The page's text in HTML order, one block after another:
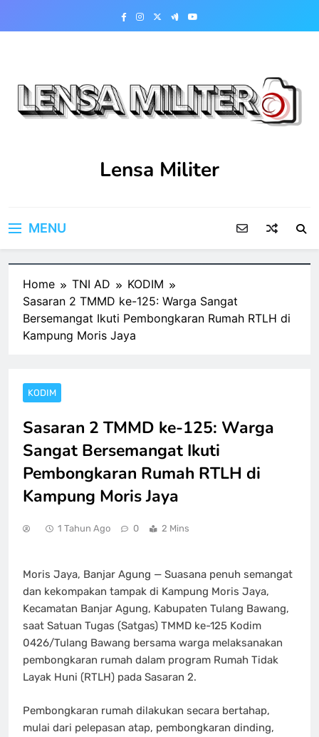
Lensa Militer
MENU
Home TNI AD
KODIM
Sasaran 2 TMMD ke-125: Warga Sangat
Bersemangat Ikuti Pembongkaran Rumah RTLH di
Kampung Moris Jaya
KODIM
Sasaran 2 TMMD ke-125: Warga
Sangat Bersemangat Ikuti
Pembongkaran Rumah RTLH di
Kampung Moris Jaya
1 Tahun Ago 0 2 Mins
Moris Jaya, Banjar Agung — Suasana penuh semangat
dan kekompakan tampak di Kampung Moris Jaya,
Kecamatan Banjar Agung, Kabupaten Tulang Bawang,
saat Satuan Tugas (Satgas) TMMD ke-125 Kodim
0426/Tulang Bawang bersama warga melaksanakan
pembongkaran rumah dalam program Rumah Tidak
Layak Huni (RTLH) pada Sasaran 2.
Pembongkaran rumah dilakukan secara bertahap,
mulai dari pelepasan atap, pembongkaran dinding,